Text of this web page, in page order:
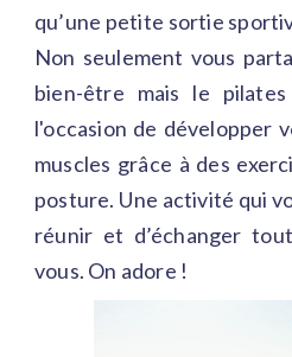
qu’une petite sortie
Non seulement vous
bien-être mais le
l'occasion de développer
muscles grâce à des
posture. Une activité qui
réunir et d’échanger
vous. On adore !